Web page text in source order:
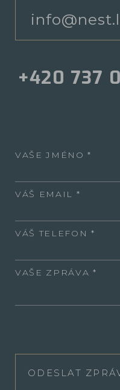
+420 737
VAŠE JMÉNO
VÁŠ EMAIL
VÁŠ TELEFON
VAŠE ZPRÁVA
ODESLAT